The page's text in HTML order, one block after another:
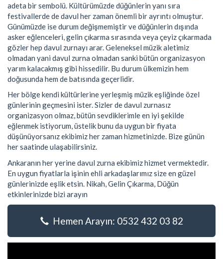
adeta bir sembolü. Kültürümüzde düğünlerin yanı sıra
festivallerde de davul her zaman önemli bir ayrıntı olmuştur.
Günümüzde ise durum değişmemiştir ve düğünlerin dışında
asker eğlenceleri, gelin çıkarma sırasında veya çeyiz çıkarmada
gözler hep davul zurnayı arar. Geleneksel müzik aletimiz
olmadan yani davul zurna olmadan sanki bütün organizasyon
yarım kalacakmış gibi hissedilir. Bu durum ülkemizin hem
doğusunda hem de batısında geçerlidir.
Her bölge kendi kültürlerine yerleşmiş müzik eşliğinde özel
günlerinin geçmesini ister. Sizler de davul zurnasız
organizasyon olmaz, bütün sevdiklerimle en iyi şekilde
eğlenmek istiyorum, üstelik bunu da uygun bir fiyata
düşünüyorsanız ekibimiz her zaman hizmetinizde. Bize günün
her saatinde ulaşabilirsiniz.
Ankaranın her yerine davul zurna ekibimiz hizmet vermektedir.
En uygun fiyatlarla işinin ehli arkadaşlarımız size en güzel
günlerinizde eşlik etsin. Nikah, Gelin Çıkarma, Düğün
etkinlerinizde bizi arayın
Hemen Arayın: 0532 432 03 82